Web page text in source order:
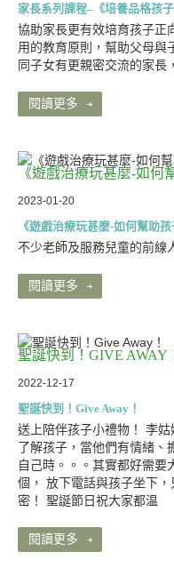
家長系列課程–《培養品格孩
協助家長更有效培育孩子正
用的教育原則，幫助父母與
同子女有更親密交流的家長
閱讀更多
《遊戲治療玩甚麼-如何
2023-01-20
《遊戲治療玩甚麼-如何幫助孩
不少老師及服務兒童的前線
閱讀更多
聖誕快到！GIVE AWAY
2022-12-17
聖誕快到！Give Away！
送上陪伴孩子小禮物！ 李
了解孩子，當他們有情緒、
自己時。。。其實都好需要
個， 放下電話與孩子坐下
密！ 聖誕節日祝大家都温
閱讀更多